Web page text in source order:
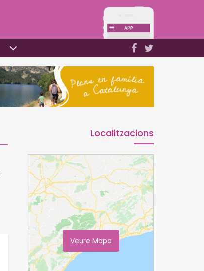
Localitzacions
Veure Mapa